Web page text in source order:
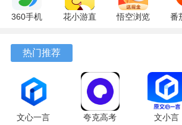
360手机
10.13.27
最新版
花小游直
17.9.56
悟空浏览
番
热门推荐
文心一言
夸克高考
文小言